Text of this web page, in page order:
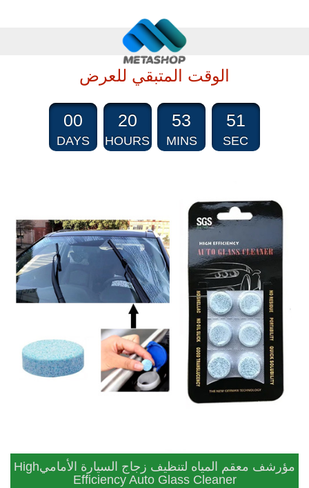
الوقت المتبقي للعرض
00
DAYS
20
HOURS
53
MINS
50
SEC
مؤرشف معقم المياه لتنظيف زجاج السيارة الأماميHigh
Efficiency Auto Glass Cleaner